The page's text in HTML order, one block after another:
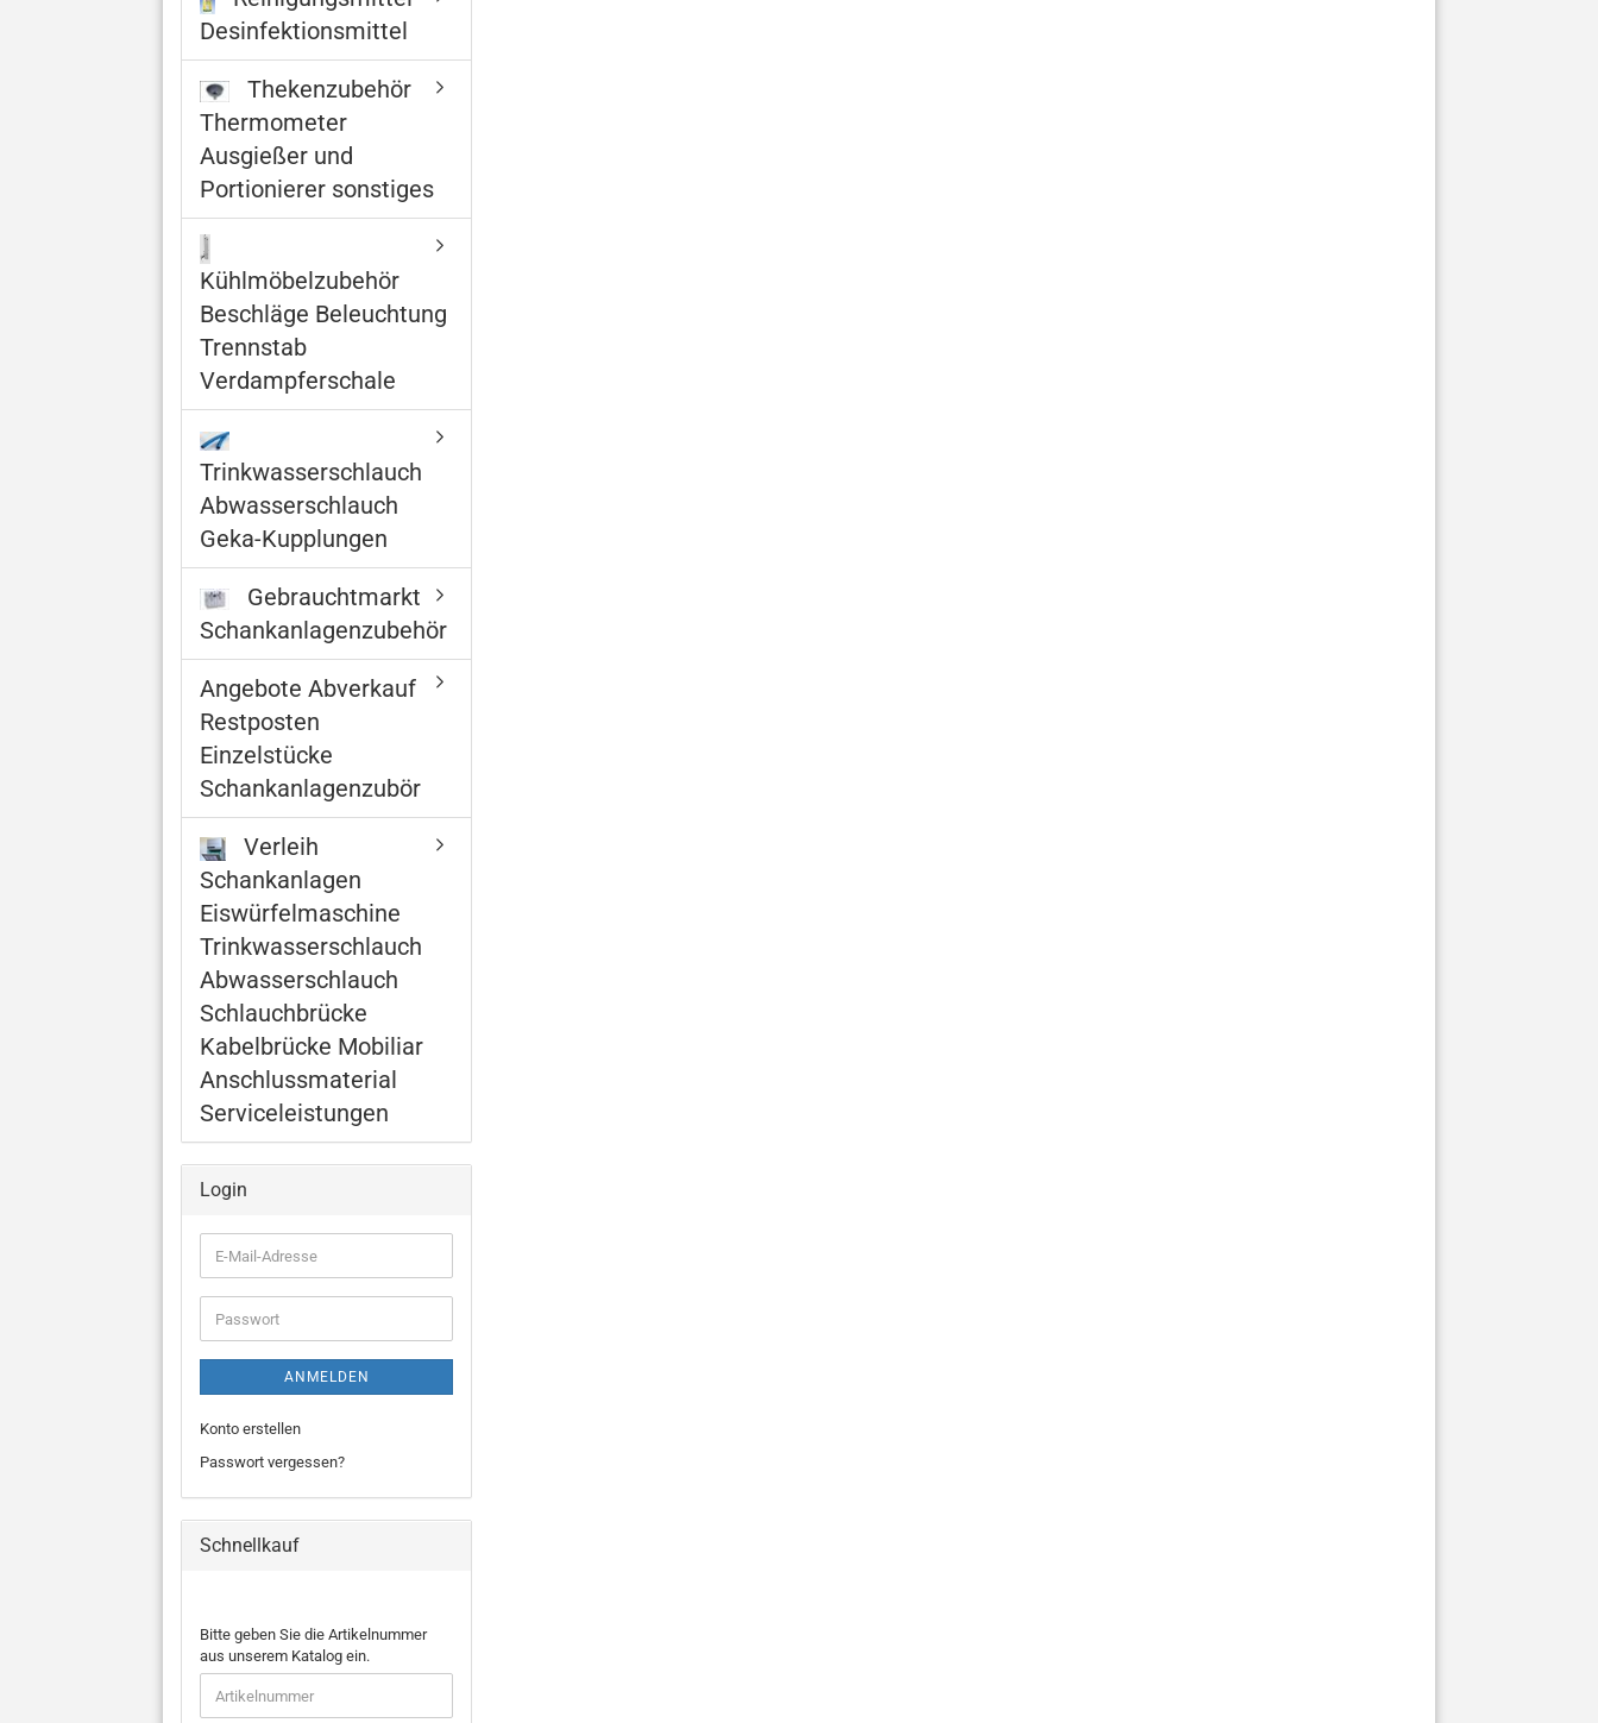
Desinfektionsmittel
Thekenzubehör
Thermometer
Ausgießer und
Portionierer sonstiges
Kühlmöbelzubehör
Beschläge Beleuchtung
Trennstab
Verdampferschale
Trinkwasserschlauch
Abwasserschlauch
Geka-Kupplungen
Gebrauchtmarkt
Schankanlagenzubehör
Angebote Abverkauf
Restposten
Einzelstücke
Schankanlagenzubör
Verleih
Schankanlagen
Eiswürfelmaschine
Trinkwasserschlauch
Abwasserschlauch
Schlauchbrücke
Kabelbrücke Mobiliar
Anschlussmaterial
Serviceleistungen
Login
E-
Mail-
Adresse
Passwort
ANMELDEN
Konto erstellen
Passwort vergessen?
Schnellkauf
BITTE
GEBEN
SIE
DIE
ARTIKELNUMMER
Bitte geben Sie die Artikelnummer
aus unserem Katalog ein.